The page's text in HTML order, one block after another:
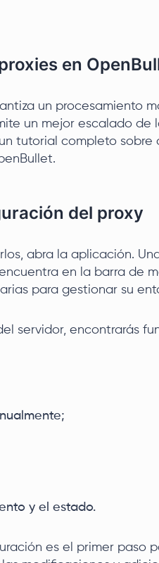
en
un procesamiento
un mejor escalado de
tutorial completo
del proxy
abra la aplicación.
en la barra de
para gestionar su
servidor, encontrarás
y el estado.
es el primer paso